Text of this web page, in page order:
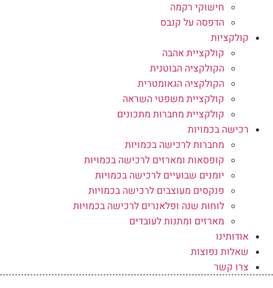
חישוקי רקמה
הדפסה על קנבס
קולקציות
קולקציית אהבה
הקולקציה הבוטנית
הקולקציה הגאומטרית
קולקציית משפטי השראה
קולקציית מחברות מתכונים
רכישה בכמויות
מחברות לרכישה בכמויות
קופסאות ומארזים לרכישה בכמויות
יומנים שבועיים לרכישה בכמויות
פנקסים מעוצבים לרכישה בכמויות
לוחות שנה ופלאנרים לרכישה בכמויות
מארזים ומתנות לעובדים
אודותינו
שאלות נפוצות
צרו קשר